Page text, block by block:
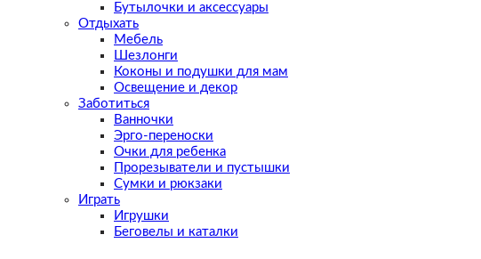
Бутылочки и аксессуары
Отдыхать
Мебель
Шезлонги
Коконы и подушки для мам
Освещение и декор
Заботиться
Ванночки
Эрго-переноски
Очки для ребенка
Прорезыватели и пустышки
Сумки и рюкзаки
Играть
Игрушки
Беговелы и каталки